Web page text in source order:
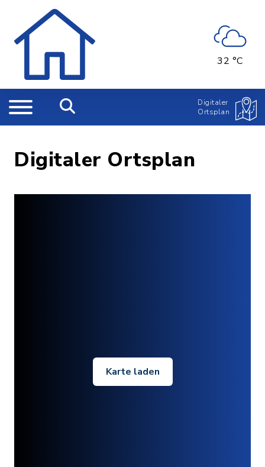
32 °C
Digitaler
Ortsplan
Digitaler Ortsplan
Karte laden